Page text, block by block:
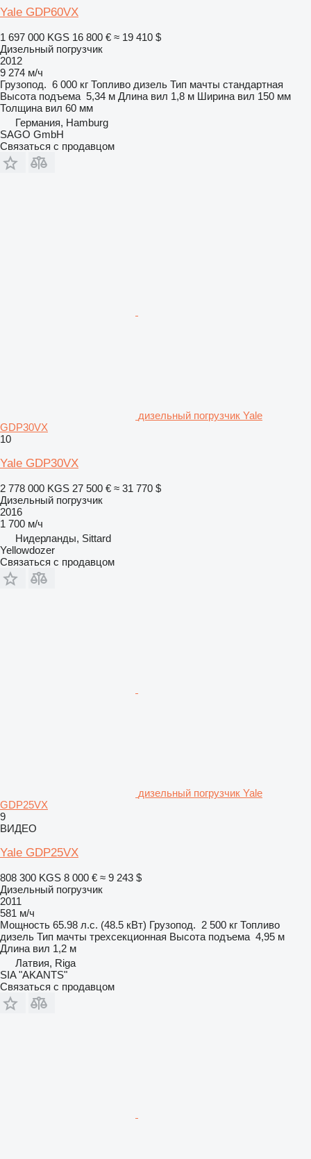
Yale GDP60VX
1 697 000 KGS 16 800 € ≈ 19 410 $
Дизельный погрузчик
2012
9 274 м/ч
Грузопод. 6 000 кг Топливо дизель Тип мачты стандартная
Высота подъема 5,34 м Длина вил 1,8 м Ширина вил 150 мм
Толщина вил 60 мм
Германия, Hamburg
SAGO GmbH
Связаться с продавцом
дизельный погрузчик Yale
GDP30VX
10
Yale GDP30VX
2 778 000 KGS 27 500 € ≈ 31 770 $
Дизельный погрузчик
2016
1 700 м/ч
Нидерланды, Sittard
Yellowdozer
Связаться с продавцом
дизельный погрузчик Yale
GDP25VX
9
ВИДЕО
Yale GDP25VX
808 300 KGS 8 000 € ≈ 9 243 $
Дизельный погрузчик
2011
581 м/ч
Мощность 65.98 л.с. (48.5 кВт) Грузопод. 2 500 кг Топливо
дизель Тип мачты трехсекционная Высота подъема 4,95 м
Длина вил 1,2 м
Латвия, Riga
SIA "AKANTS"
Связаться с продавцом